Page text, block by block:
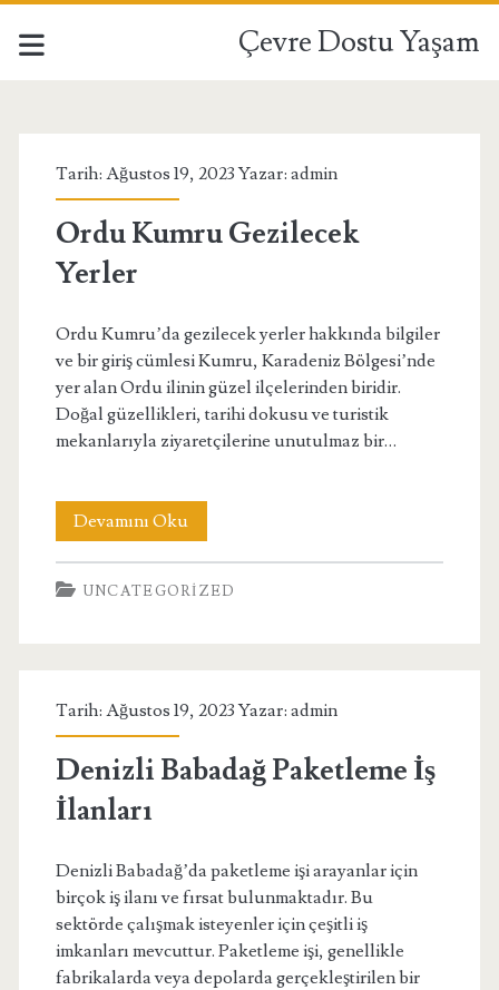
Çevre Dostu Yaşam
Dostu
Yaşam
Yazılar
Tarih: Ağustos 19, 2023 Yazar: admin
Ordu Kumru Gezilecek
Yerler
Ordu Kumru’da gezilecek yerler hakkında bilgiler
ve bir giriş cümlesi Kumru, Karadeniz Bölgesi’nde
yer alan Ordu ilinin güzel ilçelerinden biridir.
Doğal güzellikleri, tarihi dokusu ve turistik
mekanlarıyla ziyaretçilerine unutulmaz bir…
Devamını OkuOrdu
Kumru
Gezilecek
UNCATEGORIZED
Tarih: Ağustos 19, 2023 Yazar: admin
Denizli Babadağ Paketleme İş
İlanları
Denizli Babadağ’da paketleme işi arayanlar için
birçok iş ilanı ve fırsat bulunmaktadır. Bu
sektörde çalışmak isteyenler için çeşitli iş
imkanları mevcuttur. Paketleme işi, genellikle
fabrikalarda veya depolarda gerçekleştirilen bir